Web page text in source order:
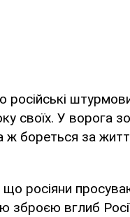
своїх. У ворога
ж бореться за
росіяни
вглиб